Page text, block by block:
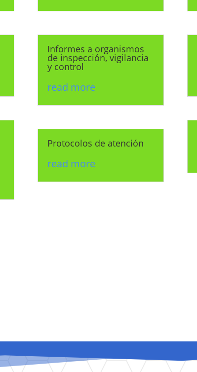
Informes a organismos
de inspección, vigilancia
y control
read more
Protocolos de atención
read more